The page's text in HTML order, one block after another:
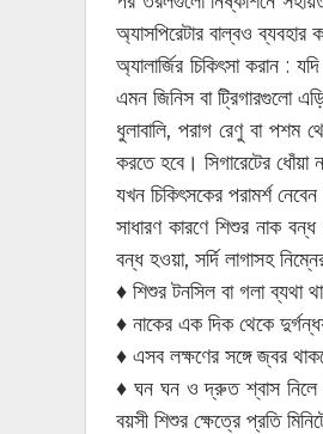
অ্যাসপিরেটার বাল্বও ব্যবহার
অ্যালার্জির চিকিৎসা করান :
এমন জিনিস বা ট্রিগারগুলো
ধুলাবালি, পরাগ রেণু বা
করতে হবে। সিগারেটের
যখন চিকিৎসকের পরামর্শ নেবেন
সাধারণ কারণে শিশুর নাক
বন্ধ হওয়া, সর্দি লাগাসহ
♦ শিশুর টনসিল বা গলা ব্যথা
♦ নাকের এক দিক থেকে
♦ এসব লক্ষণের সঙ্গে জ্বর
♦ ঘন ঘন ও দ্রুত শ্বাস নিলে।
বয়সী শিশুর ক্ষেত্রে প্রতি